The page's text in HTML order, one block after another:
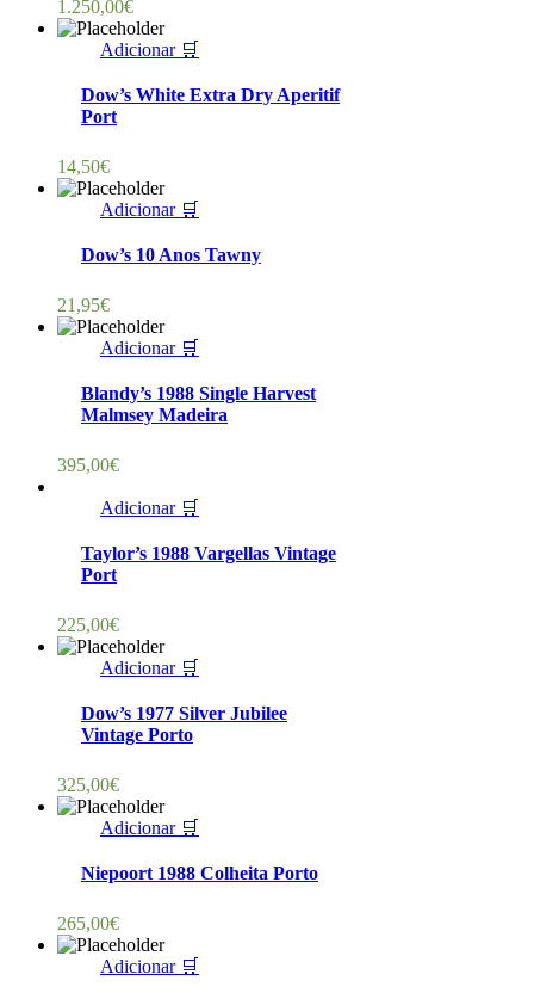
1.250,00€
Adicionar 🛒
Dow’s White Extra Dry Aperitif
Port
14,50€
Adicionar 🛒
Dow’s 10 Anos Tawny
21,95€
Adicionar 🛒
Blandy’s 1988 Single Harvest
Malmsey Madeira
395,00€
Adicionar 🛒
Taylor’s 1988 Vargellas Vintage
Port
225,00€
Adicionar 🛒
Dow’s 1977 Silver Jubilee
Vintage Porto
325,00€
Adicionar 🛒
Niepoort 1988 Colheita Porto
265,00€
Adicionar 🛒